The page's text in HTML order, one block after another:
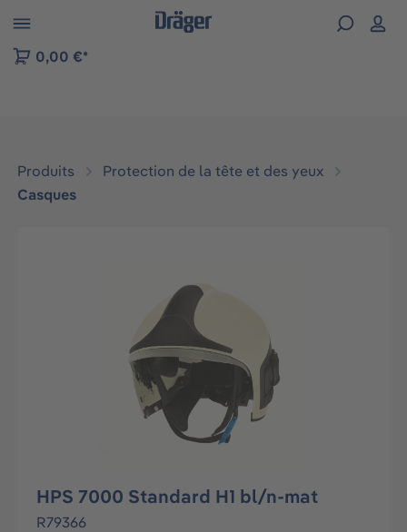
to B2B platform navigation
0,00 €*
Produits
Protection de la tête et des yeux
Casques
HPS 7000 Standard H1 bl/n-mat
R79366